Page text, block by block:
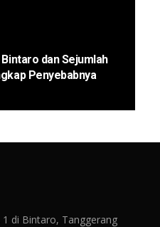
dan Sejumlah
Penyebabnya
di Bintaro, Tanggerang